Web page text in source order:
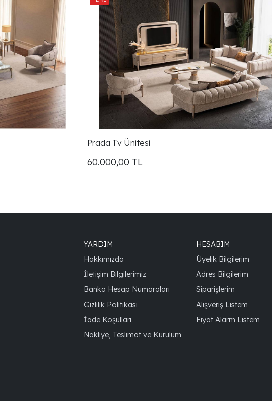
Prada Tv Ünitesi
60.000,00 TL
YARDIM
Hakkımızda
İletişim Bilgilerimiz
Banka Hesap Numaraları
Gizlilik Politikası
İade Koşulları
Nakliye, Teslimat ve Kurulum
HESABIM
Üyelik Bilgilerim
Adres Bilgilerim
Siparişlerim
Alışveriş Listem
Fiyat Alarm Listem